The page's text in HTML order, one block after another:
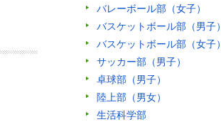
バレーボール部（女子）
バスケットボール部（男子）
バスケットボール部（女子）
サッカー部（男子）
卓球部（男子）
陸上部（男女）
生活科学部